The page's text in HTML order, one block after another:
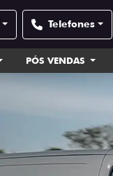
Telefones
PÓS VENDAS